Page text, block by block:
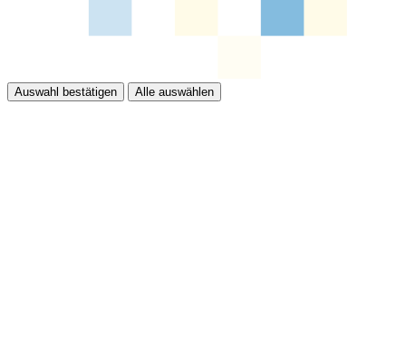
Auswahl bestätigen Alle auswählen